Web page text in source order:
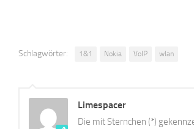
Schlagwörter: 1&1 Nokia VoIP wlan
Limespacer
Die mit Sternchen (*)